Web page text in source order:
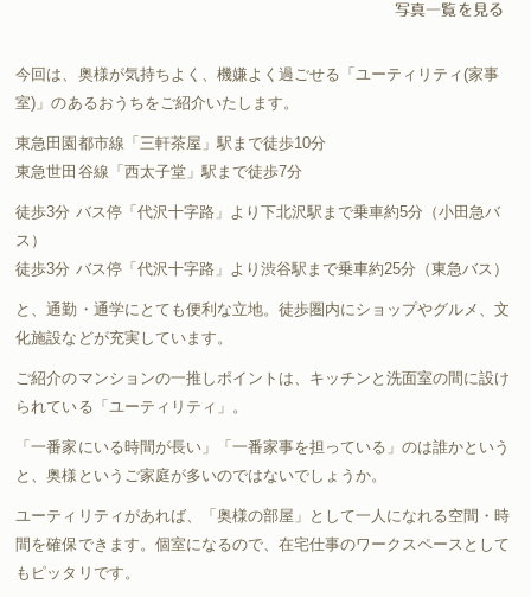
写真一覧を見る
今回は、奥様が気持ちよく、機嫌よく過ごせる「ユーティリティ(家事
室)」のあるおうちをご紹介いたします。
東急田園都市線「三軒茶屋」駅まで徒歩10分
東急世田谷線「西太子堂」駅まで徒歩7分
徒歩3分 バス停「代沢十字路」より下北沢駅まで乗車約5分（小田急バ
ス）
徒歩3分 バス停「代沢十字路」より渋谷駅まで乗車約25分（東急バス）
と、通勤・通学にとても便利な立地。徒歩圏内にショップやグルメ、文
化施設などが充実しています。
ご紹介のマンションの一推しポイントは、キッチンと洗面室の間に設け
られている「ユーティリティ」。
「一番家にいる時間が長い」「一番家事を担っている」のは誰かという
と、奥様というご家庭が多いのではないでしょうか。
ユーティリティがあれば、「奥様の部屋」として一人になれる空間・時
間を確保できます。個室になるので、在宅仕事のワークスペースとして
もピッタリです。